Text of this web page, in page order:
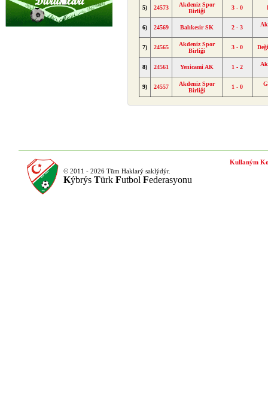
5) 24573
Akdeniz Spor
Birliği
3 - 0
6) 24569 Balıkesir SK 2 - 3
7) 24565
Akdeniz Spor
Birliği
3 - 0
8) 24561 Yenicami AK 1 - 2
9) 24557
Akdeniz Spor
Birliği
1 - 0
© 2011 - 2026 Tüm Haklarý saklýdýr.
Kýbrýs Türk Futbol Federasyonu
Kullaným